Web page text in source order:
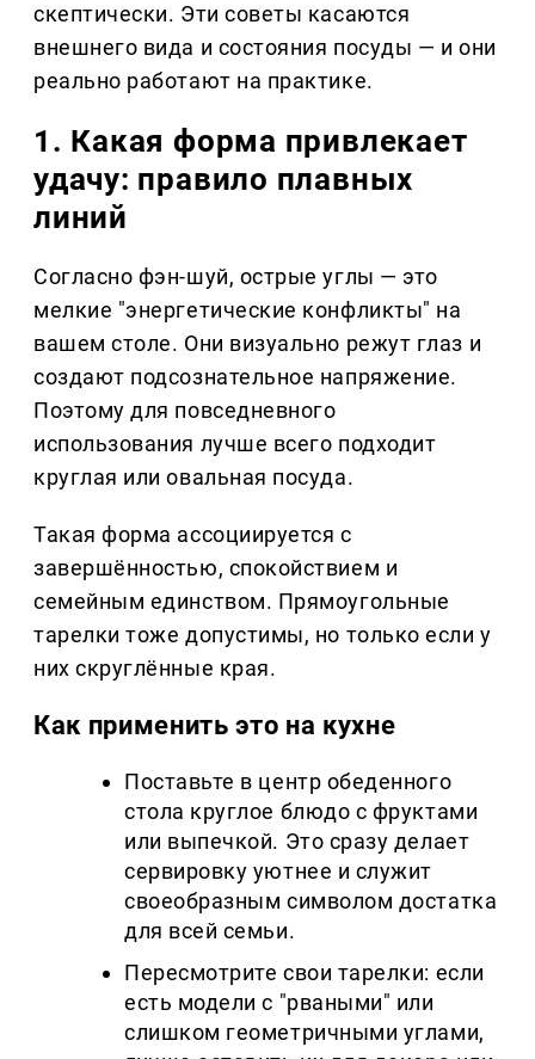
скептически. Эти советы касаются
внешнего вида и состояния посуды — и они
реально работают на практике.
1. Какая форма привлекает
удачу: правило плавных
линий
Согласно фэн-шуй, острые углы — это
мелкие "энергетические конфликты" на
вашем столе. Они визуально режут глаз и
создают подсознательное напряжение.
Поэтому для повседневного
использования лучше всего подходит
круглая или овальная посуда.
Такая форма ассоциируется с
завершённостью, спокойствием и
семейным единством. Прямоугольные
тарелки тоже допустимы, но только если у
них скруглённые края.
Как применить это на кухне
Поставьте в центр обеденного
стола круглое блюдо с фруктами
или выпечкой. Это сразу делает
сервировку уютнее и служит
своеобразным символом достатка
для всей семьи.
Пересмотрите свои тарелки: если
есть модели с "рваными" или
слишком геометричными углами,